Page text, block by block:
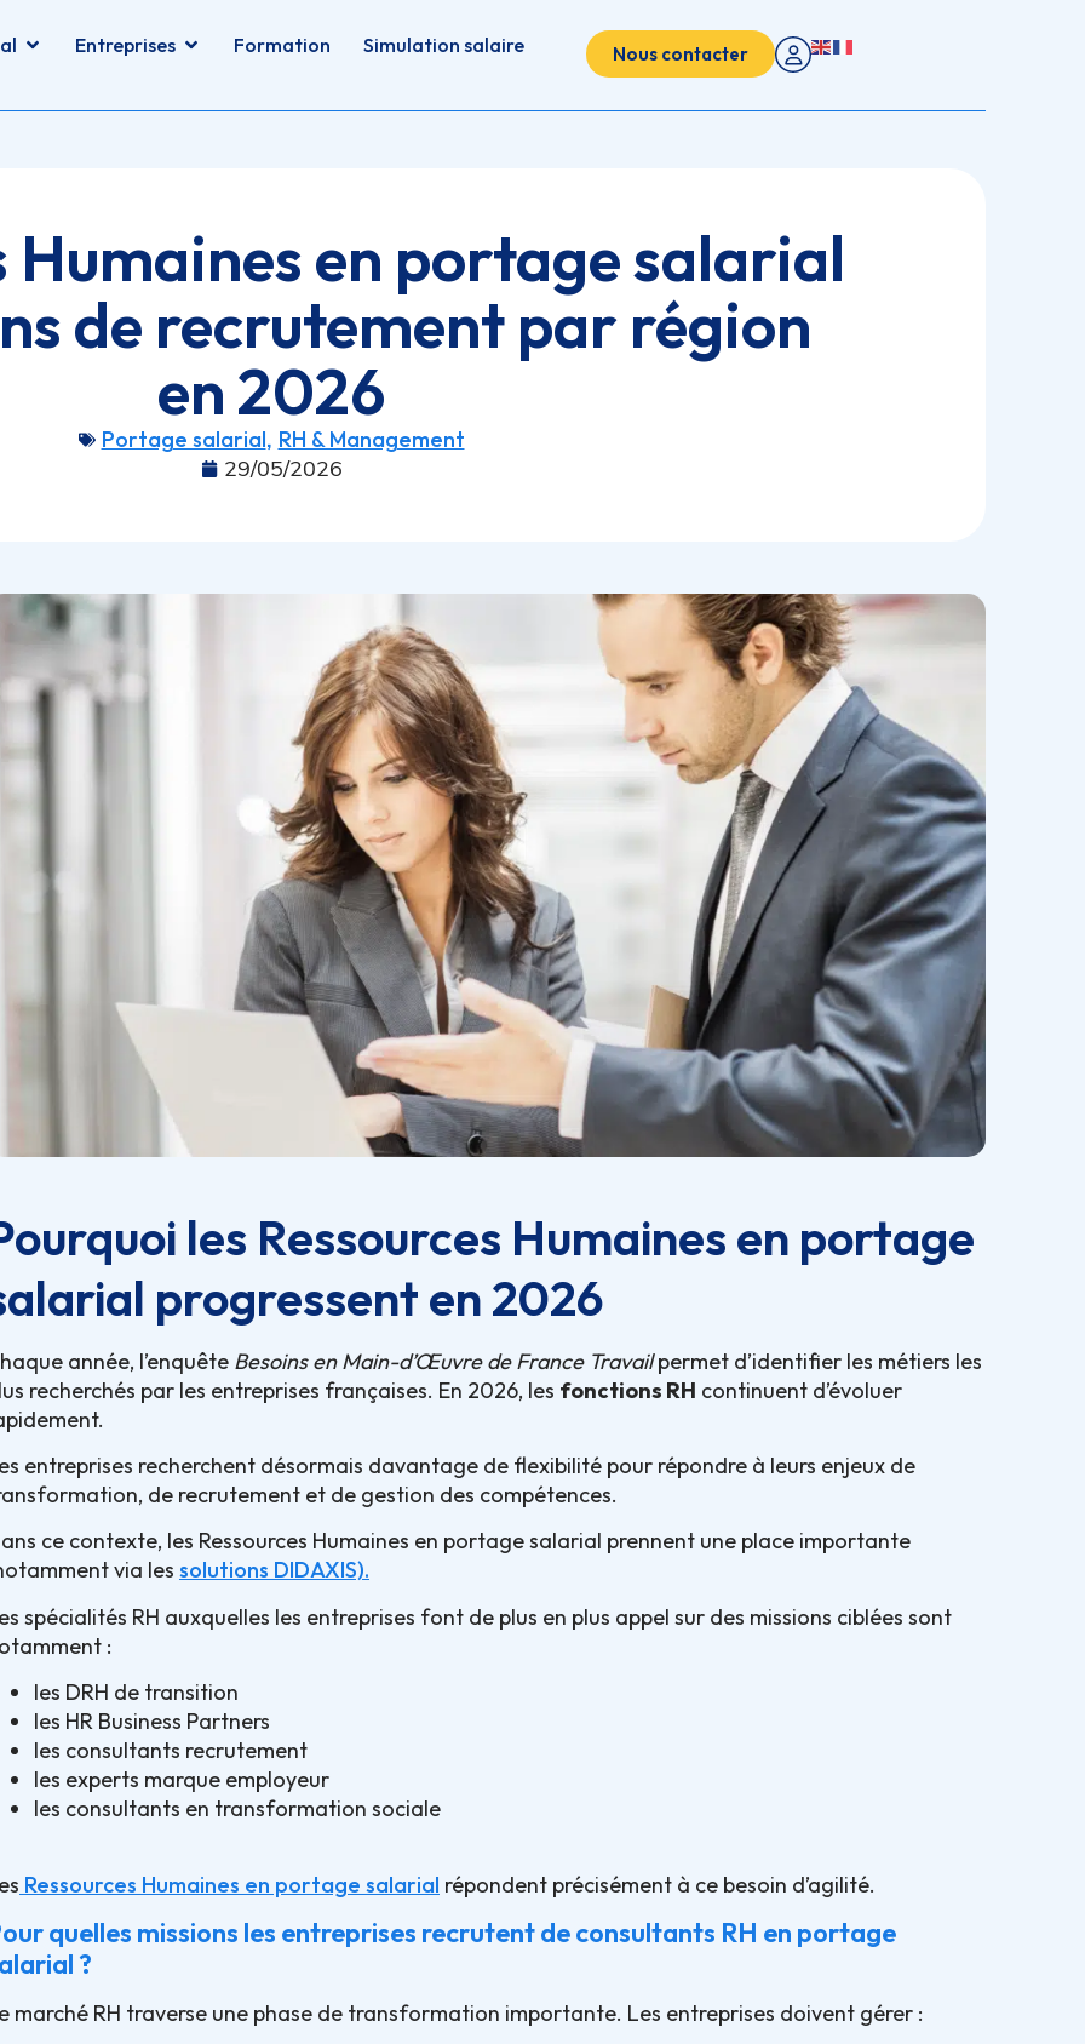
Entreprises Formation Simulation salaire Nous contacter
Humaines en portage salarial
de recrutement par région
en 2026
Portage salarial, RH & Management
29/05/2026
les Ressources Humaines en portage
progressent en 2026
année, l’enquête Besoins en Main-d’Œuvre de France Travailpermet d’identifier les métiers les
recherchés par les entreprises françaises. En 2026, les fonctions RH continuent d’évoluer
entreprises recherchent désormais davantage de flexibilité pour répondre à leurs enjeux de
de recrutement et de gestion des compétences.
ce contexte, les Ressources Humaines en portage salarial prennent une place importante
via les solutions DIDAXIS).
spécialités RH auxquelles les entreprises font de plus en plus appel sur des missions ciblées sont
:
les DRH de transition
les HR Business Partners
les consultants recrutement
les experts marque employeur
les consultants en transformation sociale
Ressources Humaines en portage salarial répondent précisément à ce besoin d’agilité.
quelles missions les entreprises recrutent de consultants RH en portage
?
marché RH traverse une phase de transformation importante. Les entreprises doivent gérer :